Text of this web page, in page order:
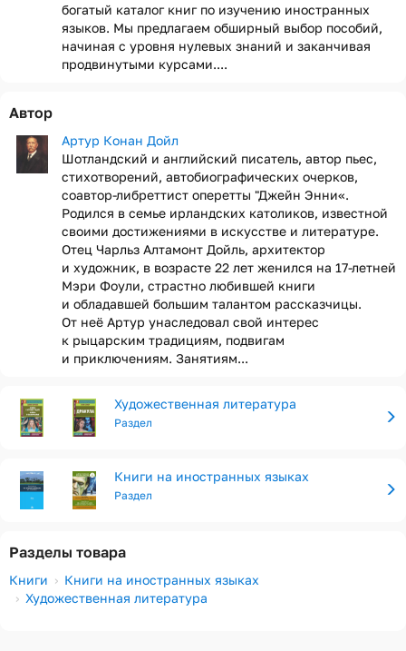
богатый каталог книг по изучению иностранных
языков. Мы предлагаем обширный выбор пособий,
начиная с уровня нулевых знаний и заканчивая
продвинутыми курсами....
Автор
Артур Конан Дойл
Шотландский и английский писатель, автор пьес,
стихотворений, автобиографических очерков,
соавтор-либреттист оперетты "Джейн Энни«.
Родился в семье ирландских католиков, известной
своими достижениями в искусстве и литературе.
Отец Чарльз Алтамонт Дойль, архитектор
и художник, в возрасте 22 лет женился на 17-летней
Мэри Фоули, страстно любившей книги
и обладавшей большим талантом рассказчицы.
От неё Артур унаследовал свой интерес
к рыцарским традициям, подвигам
и приключениям. Занятиям...
Художественная литература
Раздел
Книги на иностранных языках
Раздел
Разделы товара
Книги
Книги на иностранных языках
Художественная литература